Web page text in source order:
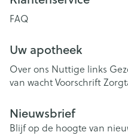
FAQ
Uw apotheek
Over ons Nuttige links
van wachtVoorschrift
Nieuwsbrief
Blijf op de hoogte van